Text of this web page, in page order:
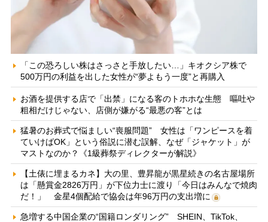
「この恐ろしい株はさっさと手放したい…」キオクシア株で
500万円の利益を出した女性が“夢よもう一度”と再購入
お酒を提供する店で「出禁」になる客のトホホな生態 嘔吐や
粗相だけじゃない、店側が嫌がる“最悪の客”とは
猛暑のお葬式で悩ましい“喪服問題” 女性は「ワンピースを着
ていけばOK」という俗説に潜む誤解、なぜ「ジャケット」が
マストなのか？《1級葬祭ディレクターが解説》
【土俵に埋まるカネ】大の里、豊昇龍が黒星続きの名古屋場所
は「懸賞金2826万円」が下位力士に渡り「今日はみんなで焼肉
だ！」 金星4個配給で協会は年96万円の支出増に
急増する中国企業の“国籍ロンダリング” SHEIN、TikTok、